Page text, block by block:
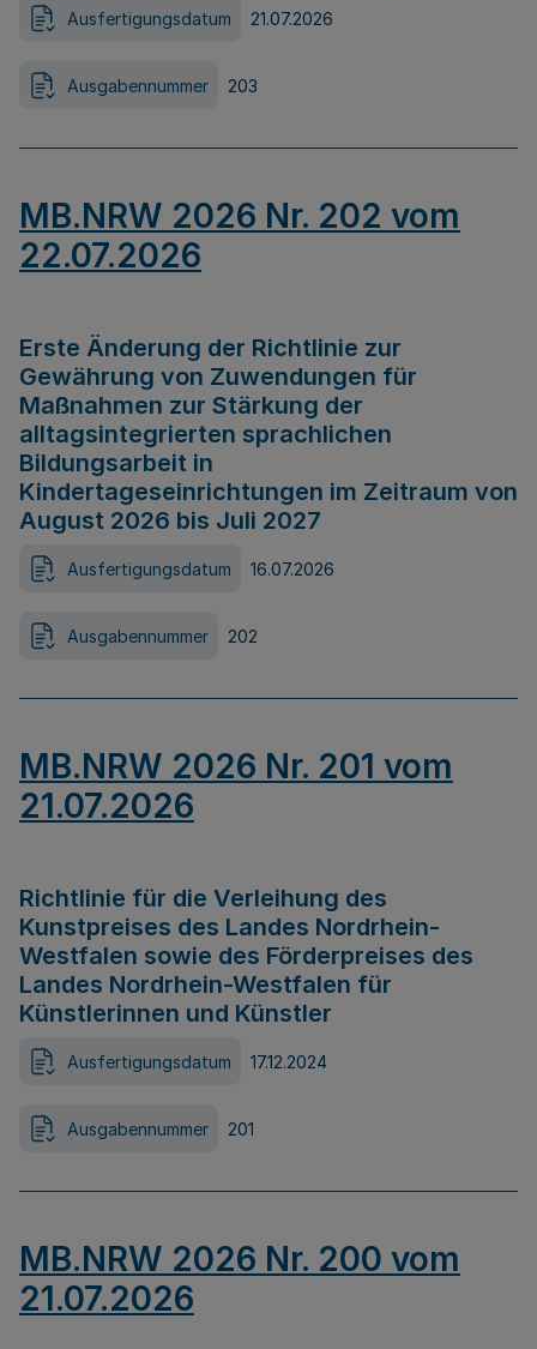
Ausfertigungsdatum 21.07.2026
Ausgabennummer 203
MB.NRW 2026 Nr. 202 vom
22.07.2026
Erste Änderung der Richtlinie zur
Gewährung von Zuwendungen für
Maßnahmen zur Stärkung der
alltagsintegrierten sprachlichen
Bildungsarbeit in
Kindertageseinrichtungen im Zeitraum von
August 2026 bis Juli 2027
Ausfertigungsdatum 16.07.2026
Ausgabennummer 202
MB.NRW 2026 Nr. 201 vom
21.07.2026
Richtlinie für die Verleihung des
Kunstpreises des Landes Nordrhein-
Westfalen sowie des Förderpreises des
Landes Nordrhein-Westfalen für
Künstlerinnen und Künstler
Ausfertigungsdatum 17.12.2024
Ausgabennummer 201
MB.NRW 2026 Nr. 200 vom
21.07.2026